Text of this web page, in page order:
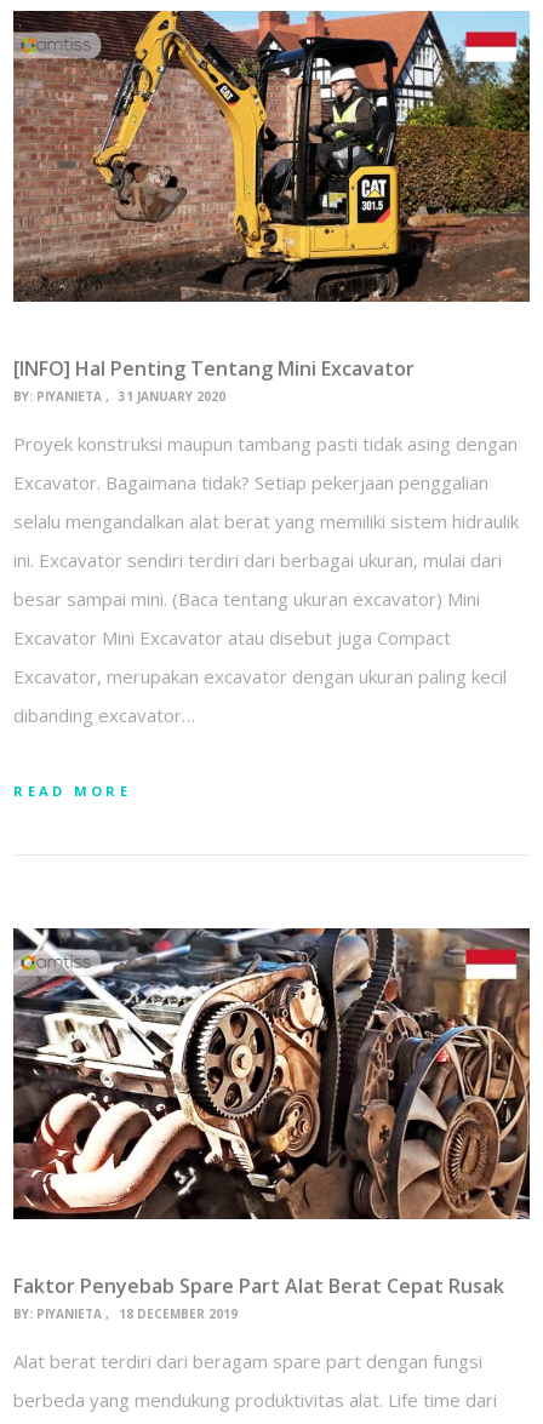
[INFO] Hal Penting Tentang Mini Excavator
BY: PIYANIETA 31 JANUARY 2020
Proyek konstruksi maupun tambang pasti tidak asing dengan
Excavator. Bagaimana tidak? Setiap pekerjaan penggalian
selalu mengandalkan alat berat yang memiliki sistem hidraulik
ini. Excavator sendiri terdiri dari berbagai ukuran, mulai dari
besar sampai mini. (Baca tentang ukuran excavator) Mini
Excavator Mini Excavator atau disebut juga Compact
Excavator, merupakan excavator dengan ukuran paling kecil
dibanding excavator…
READ MORE
Faktor Penyebab Spare Part Alat Berat Cepat Rusak
BY: PIYANIETA 18 DECEMBER 2019
Alat berat terdiri dari beragam spare part dengan fungsi
berbeda yang mendukung produktivitas alat. Life time dari